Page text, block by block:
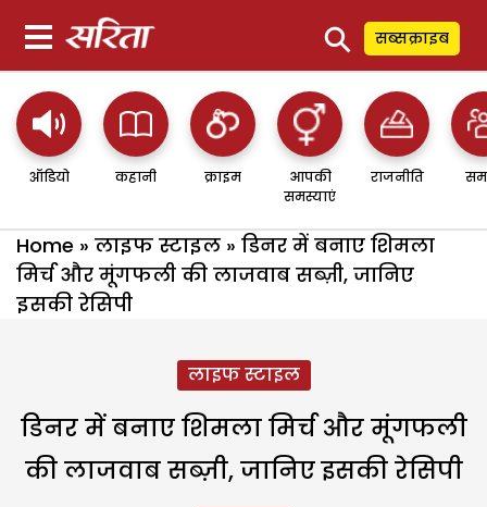
⚲ सब्सक्राइब
ऑडियो कहानी क्राइम
आपकी
समस्याएं
राजनीति
Home » लाइफ स्टाइल » डिनर में बनाए शिमला
मिर्च और मूंगफली की लाजवाब सब्ज़ी, जानिए
इसकी रेसिपी
लाइफ स्टाइल
डिनर में बनाए शिमला मिर्च और मूंगफली
की लाजवाब सब्ज़ी, जानिए इसकी रेसिपी